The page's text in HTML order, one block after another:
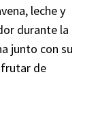
leche y
durante la
junto con su
de